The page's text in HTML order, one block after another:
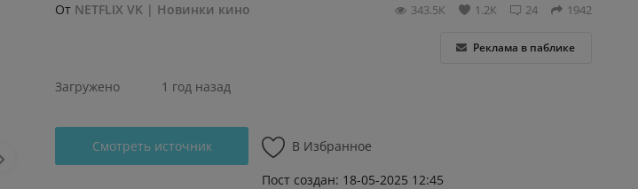
От NЕTFLIХ VK | Новинки кинo 1942
24
1.2К
343.5К
Реклама в паблике
Загружено 1 год назад
Смотреть источник
В Избранное
Пост создан: 18-05-2025 12:45